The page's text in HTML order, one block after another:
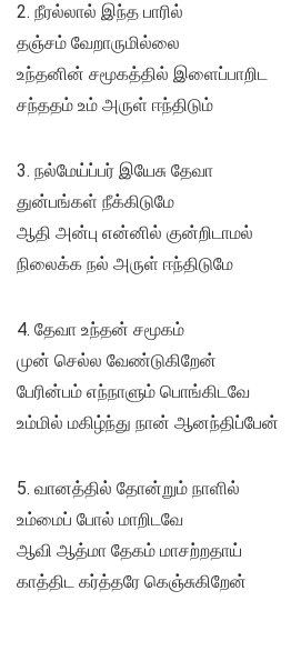
2. நீரல்லால் இந்த பாரில்
தஞ்சம் வேறாருமில்லை
உந்தனின் சமூகத்தில் இளைப்பாறிட
சந்ததம் உம் அருள் ஈந்திடும்
3. நல்மேய்ப்பர் இயேசு தேவா
துன்பங்கள் நீக்கிடுமே
ஆதி அன்பு என்னில் குன்றிடாமல்
நிலைக்க நல் அருள் ஈந்திடுமே
4. தேவா உந்தன் சமூகம்
முன் செல்ல வேண்டுகிறேன்
பேரின்பம் எந்நாளும் பொங்கிடவே
உம்மில் மகிழ்ந்து நான் ஆனந்திப்பேன்
5. வானத்தில் தோன்றும் நாளில்
உம்மைப் போல் மாறிடவே
ஆவி ஆத்மா தேகம் மாசற்றதாய்
காத்திட கர்த்தரே கெஞ்சுகிறேன்